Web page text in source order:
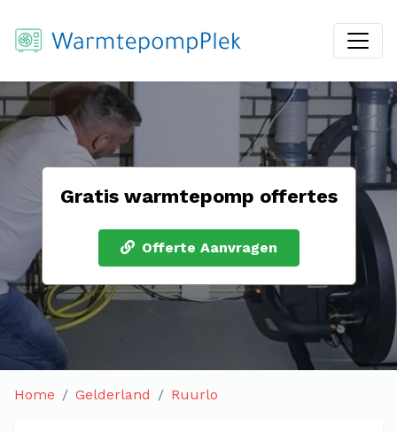
Gratis warmtepomp offertes
Offerte Aanvragen
Home Gelderland Ruurlo